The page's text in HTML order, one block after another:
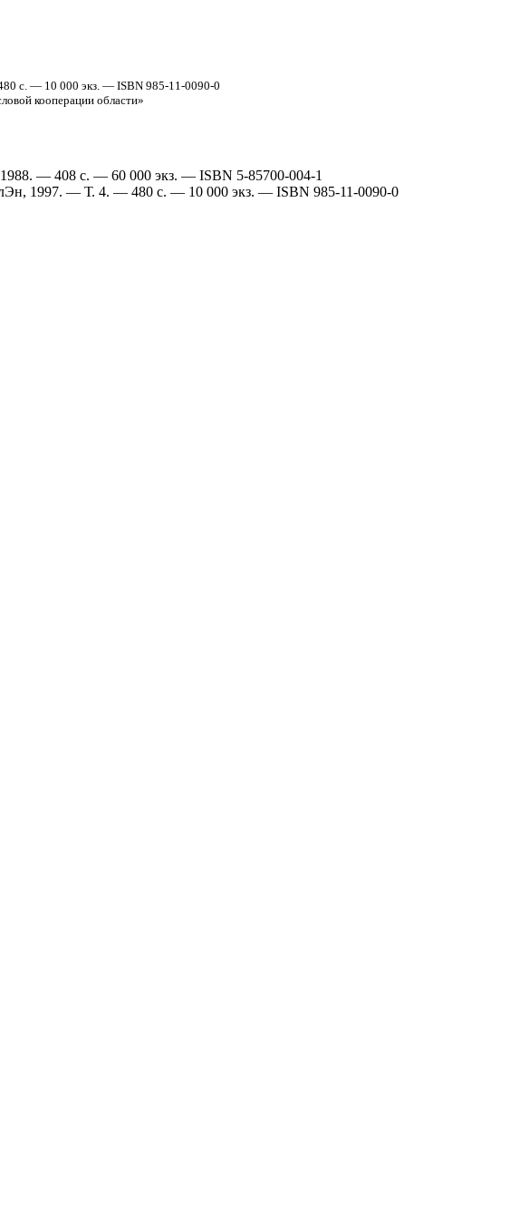
с. — 10 000 экз. — ISBN 985-11-0090-0
кооперации области»
— 408 с. — 60 000 экз. — ISBN 5-85700-004-1
1997. — Т. 4. — 480 с. — 10 000 экз. — ISBN 985-11-0090-0